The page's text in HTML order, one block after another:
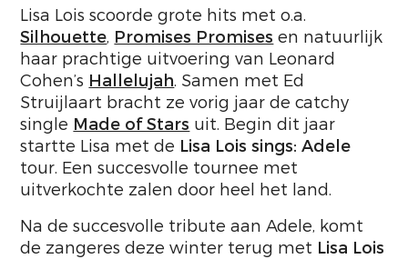
Lisa Lois scoorde grote hits met o.a.
Silhouette, Promises Promises en natuurlijk
haar prachtige uitvoering van Leonard
Cohen’s Hallelujah. Samen met Ed
Struijlaart bracht ze vorig jaar de catchy
single Made of Stars uit. Begin dit jaar
startte Lisa met de Lisa Lois sings: Adele
tour. Een succesvolle tournee met
uitverkochte zalen door heel het land.
Na de succesvolle tribute aan Adele, komt
de zangeres deze winter terug met Lisa Lois